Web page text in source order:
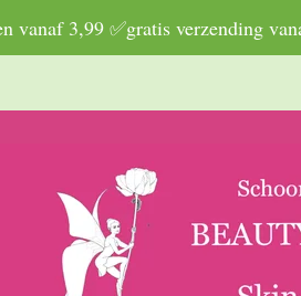
vanaf 3,99 ✅gratis verzending